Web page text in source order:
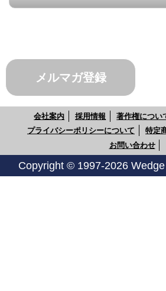
メルマガ登録
会社案内 採用情報 著作権につい
プライバシーポリシーについて
特定
お問い合わせ
Copyright © 1997-2026